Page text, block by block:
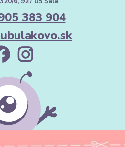
383 904